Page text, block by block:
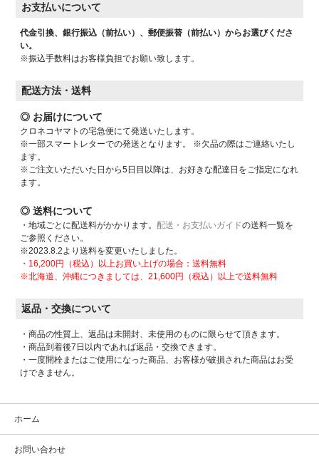
お支払いについて
代金引換、銀行振込（前払い）、郵便振替（前払い）からお選びくださ
い。
※振込手数料はお客様負担でお願い致します。
配送方法・送料
◎ お届けについて
クロネコヤマトの宅急便にて発送いたします。
※一部スマートレターでの発送となります。 ※欠品の際はご連絡いたし
ます。
※ご注文いただいた日から5日目以降は、お好きな配達日をご指定になれ
ます。
◎ 送料について
・地域ごとに配送料がかかります。 配送・お支払いガイドの送料一覧を
ご参照ください。
※2023.8.2より送料を変更いたしました。
・16,200円（税込）以上お買い上げの場合：送料無料
※北海道、沖縄につきましては、21,600円（税込）以上で送料無料
返品・交換について
・商品の性質上、返品は未開封、未使用のものに限らせて頂きます。
・商品到着後7日以内であれば返品・交換できます。
・一度開栓またはご使用になった商品、お客様が破損された商品はお受
けできません。
ホーム
お問い合わせ